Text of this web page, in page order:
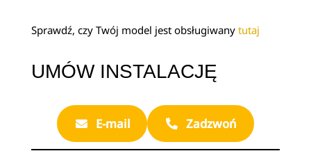
Sprawdź, czy Twój model jest obsługiwany tutaj
UMÓW INSTALACJĘ
E-mail Zadzwoń